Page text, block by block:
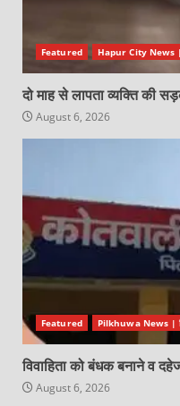
Featured Hapur City News
दो माह से लापता व्यक्ति की
August 6, 2026
Featured Pilkhuwa News |
विवाहिता को बंधक बनाने व
August 6, 2026